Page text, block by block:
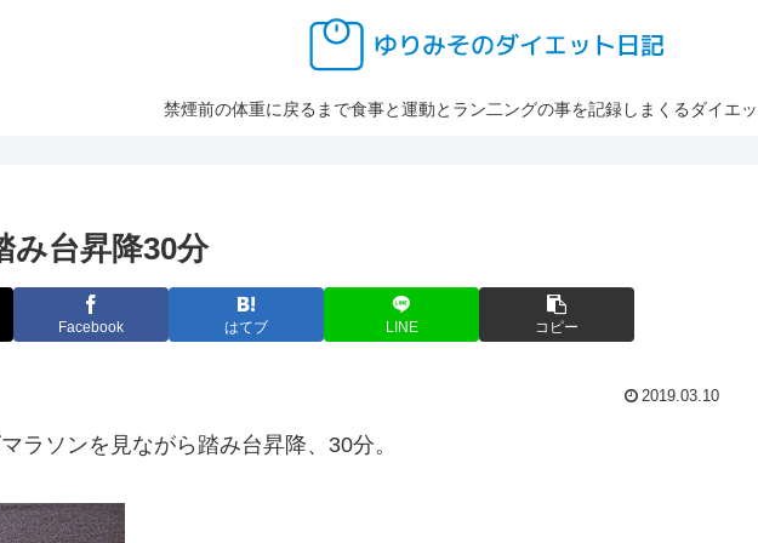
禁煙前の体重に戻るまで食事と運動とラン二ングの事を記録しまくるダイエ
み台昇降30分
Facebook はてブ LINE コピー
2019.03.10
ラソンを見ながら踏み台昇降、30分。